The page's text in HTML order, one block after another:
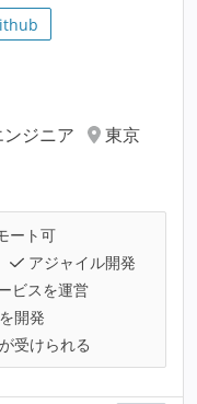
ジニア
東京
ート可
アジャイル開発
ビスを運営
開発
受けられる